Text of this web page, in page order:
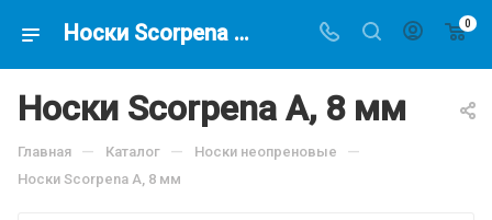
Носки Scorpena A, 8 мм, по цене 2065.5 руб, купить в интернет-магазине подводной охоты Водолаз.РФ в Москве. - 0
Носки Scorpena A, 8 мм
Главная — Каталог — Носки неопреновые —
Носки Scorpena A, 8 мм